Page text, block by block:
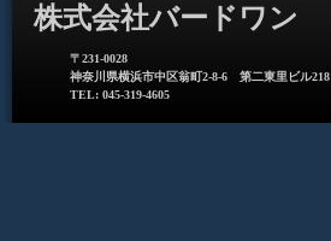
株式会社バードワン
〒231-0028
神奈川県横浜市中区翁町2-8-6 第二東里ビル218
TEL: 045-319-4605